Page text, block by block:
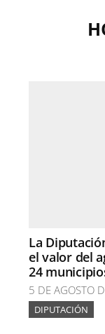
La
el valor del
24
5 DE AGOSTO
DIPUTACIÓN